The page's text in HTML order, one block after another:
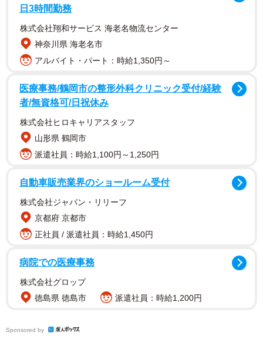
投稿したのは、YouTubeチャンネル「ゴールドハンタービ
ンゴ」（@金塊ビンゴ）です。 今回、購入したのは「砂金
た理由について、投稿主さんは次のように話します。
「通常版ではなく、あえてグレードアップ版の【極】を10
袋まとめて検証することで、結果にどれくらいの差が出る
かを、はっきりさせたいと思いました」
本来、砂金を採取する際は「パンニング皿」という専用の
道具を使い、川の中で土や泥を揺すりながら、比重の重い
砂金だけを残していく作業を繰り返すそうです。今回は、
簡易パンニング皿として「醤油皿」を使う方法で行ったと
「身近な道具でしっかり選別できたのが面白く、『誰でも
体験できる』という点でかなり手応えを感じました。大粒
ました。『本当に入っているんだ』という安心感と同時
日3時間勤務
株式会社翔和サービス 海老名物流センター
神奈川県 海老名市
アルバイト・パート：時給1,350円～
医療事務/鶴岡市の整形外科クリニック受付/経験
者/無資格可/日祝休み
株式会社ヒロキャリアスタッフ
山形県 鶴岡市
派遣社員：時給1,100円～1,250円
自動車販売業界のショールーム受付
株式会社ジャパン・リリーフ
京都府 京都市
正社員 / 派遣社員：時給1,450円
病院での医療事務
株式会社グロップ
徳島県 徳島市
派遣社員：時給1,200円
Sponsored by